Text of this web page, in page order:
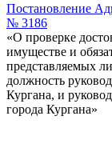
Постановление
№ 3186
«О проверке
имуществе и
представляемых
должность
Кургана, и
города Кургана»